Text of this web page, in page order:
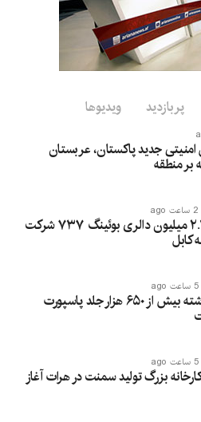
پربازدید ویدیوها
امنیتی جدید پاکستان، عربستان
بر منطقه
2 ساعت ago
انتقال انجن ۲.۳ میلیون دالری بوئینگ ۷۳۷ شرکت
کابل
5 ساعت ago
در یک سال گذشته بیش از ۶۵۰ هزار جلد پاسپورت
5 ساعت ago
بزرگ تولید سمنت در هرات آغاز